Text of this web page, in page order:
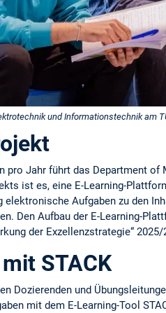
und Informationstechnik am
pro Jahr führt das Department
ist es, eine E-Learning-
Aufgaben zu den
Den Aufbau der E-Learning-
der Exzellenzstrategie“ 2025/
STACK
Dozierenden und
mit dem E-Learning-Tool